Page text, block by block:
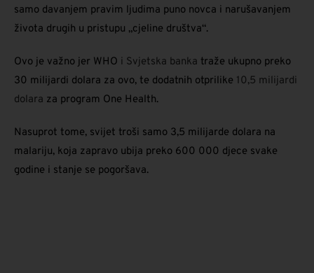
samo davanjem pravim ljudima puno novca i narušavanjem
života drugih u pristupu „cjeline društva“.
Ovo je važno jer WHO i Svjetska banka traže ukupno preko
30 milijardi dolara za ovo, te dodatnih otprilike 10,5 milijardi
dolara za program One Health.
Nasuprot tome, svijet troši samo 3,5 milijarde dolara na
malariju, koja zapravo ubija preko 600 000 djece svake
godine i stanje se pogoršava.